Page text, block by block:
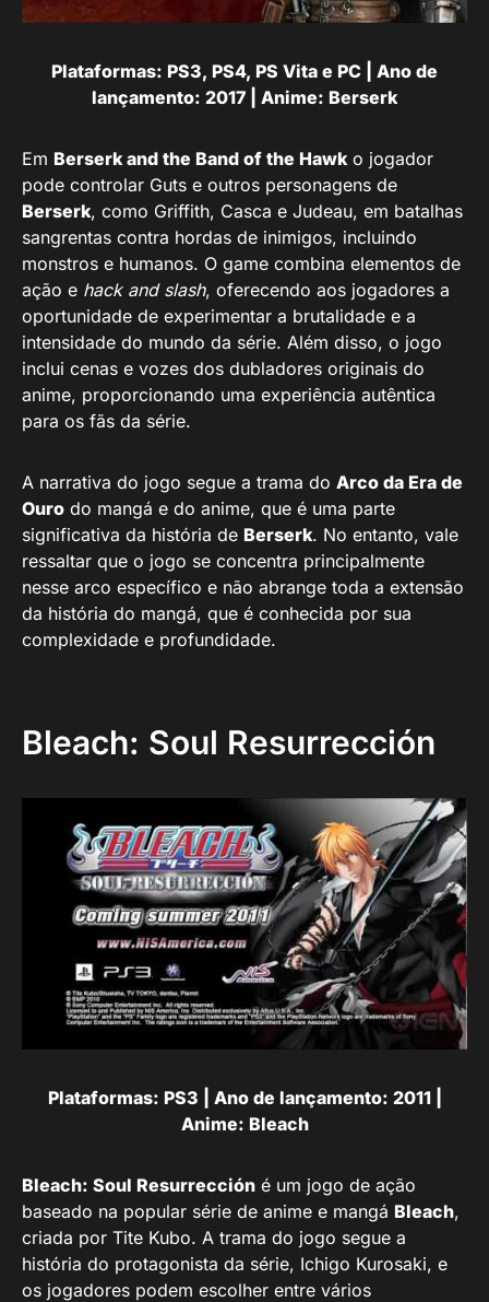
Plataformas: PS3, PS4, PS Vita e PC | Ano de
lançamento: 2017 | Anime: Berserk
Em Berserk and the Band of the Hawko jogador
pode controlar Guts e outros personagens de
Berserk, como Griffith, Casca e Judeau, em batalhas
sangrentas contra hordas de inimigos, incluindo
monstros e humanos. O game combina elementos de
ação e hack and slash, oferecendo aos jogadores a
oportunidade de experimentar a brutalidade e a
intensidade do mundo da série. Além disso, o jogo
inclui cenas e vozes dos dubladores originais do
anime, proporcionando uma experiência autêntica
para os fãs da série.
A narrativa do jogo segue a trama do Arco da Era de
Ouro do mangá e do anime, que é uma parte
significativa da história de Berserk. No entanto, vale
ressaltar que o jogo se concentra principalmente
nesse arco específico e não abrange toda a extensão
da história do mangá, que é conhecida por sua
complexidade e profundidade.
Bleach: Soul Resurrección
Plataformas: PS3 | Ano de lançamento: 2011 |
Anime: Bleach
Bleach: Soul Resurrección é um jogo de ação
baseado na popular série de anime e mangá Bleach,
criada por Tite Kubo. A trama do jogo segue a
história do protagonista da série, Ichigo Kurosaki, e
os jogadores podem escolher entre vários